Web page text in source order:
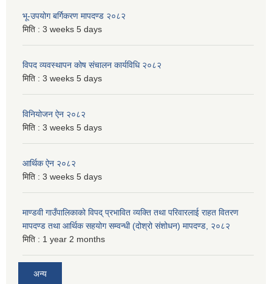
भू-उपयोग बर्गिकरण मापदण्ड २०८२
मिति : 3 weeks 5 days
विपद व्यवस्थापन कोष संचालन कार्यविधि २०८२
मिति : 3 weeks 5 days
विनियोजन ऐन २०८२
मिति : 3 weeks 5 days
आर्थिक ऐन २०८२
मिति : 3 weeks 5 days
माण्डवी गाउँपालिकाको विपद् प्रभावित व्यक्ति तथा परिवारलाई राहत वितरण
मापदण्ड तथा आर्थिक सहयोग सम्वन्धी (दोश्रो संशोधन) मापदण्ड, २०८२
मिति : 1 year 2 months
अन्य